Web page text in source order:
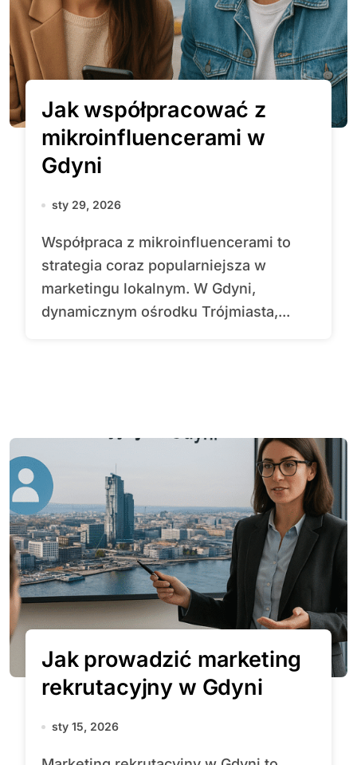
Jak współpracować z
mikroinfluencerami w
Gdyni
sty 29, 2026
Współpraca z mikroinfluencerami to
strategia coraz popularniejsza w
marketingu lokalnym. W Gdyni,
dynamicznym ośrodku Trójmiasta,...
Jak prowadzić marketing
rekrutacyjny w Gdyni
sty 15, 2026